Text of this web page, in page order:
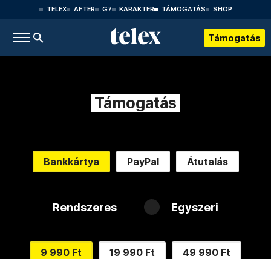
TELEX AFTER G7 KARAKTER TÁMOGATÁS SHOP
Támogatás
Támogatás
Bankkártya PayPal Átutalás
Rendszeres Egyszeri
9 990 Ft 19 990 Ft 49 990 Ft